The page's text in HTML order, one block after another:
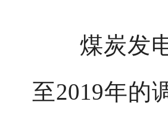
煤炭发电
至2019年的